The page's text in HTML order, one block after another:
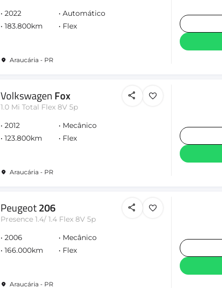
2022
Automático
183.800km
Flex
Araucária - PR
VolkswagenFox
1.0 Mi Total Flex 8V 5p
2012
Mecânico
123.800km
Flex
Araucária - PR
Peugeot206
Presence 1.4/ 1.4 Flex 8V 5p
2006
Mecânico
166.000km
Flex
Araucária - PR